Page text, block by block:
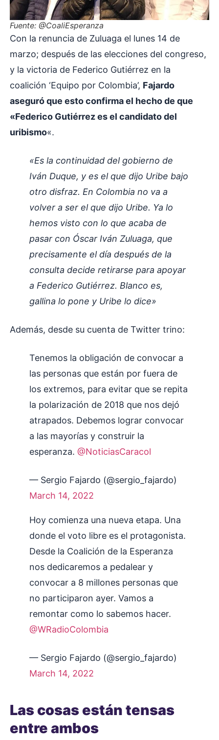
Fuente: @CoaliEsperanza
Con la renuncia de Zuluaga el lunes 14 de
marzo; después de las elecciones del congreso,
y la victoria de Federico Gutiérrez en la
coalición ‘Equipo por Colombia’, Fajardo
aseguró que esto confirma el hecho de que
«Federico Gutiérrez es el candidato del
uribismo«.
«Es la continuidad del gobierno de
Iván Duque, y es el que dijo Uribe bajo
otro disfraz. En Colombia no va a
volver a ser el que dijo Uribe. Ya lo
hemos visto con lo que acaba de
pasar con Óscar Iván Zuluaga, que
precisamente el día después de la
consulta decide retirarse para apoyar
a Federico Gutiérrez. Blanco es,
gallina lo pone y Uribe lo dice»
Además, desde su cuenta de Twitter trino:
Tenemos la obligación de convocar a
las personas que están por fuera de
los extremos, para evitar que se repita
la polarización de 2018 que nos dejó
atrapados. Debemos lograr convocar
a las mayorías y construir la
esperanza. @NoticiasCaracol
— Sergio Fajardo (@sergio_fajardo)
March 14, 2022
Hoy comienza una nueva etapa. Una
donde el voto libre es el protagonista.
Desde la Coalición de la Esperanza
nos dedicaremos a pedalear y
convocar a 8 millones personas que
no participaron ayer. Vamos a
remontar como lo sabemos hacer.
@WRadioColombia
— Sergio Fajardo (@sergio_fajardo)
March 14, 2022
Las cosas están tensas
entre ambos